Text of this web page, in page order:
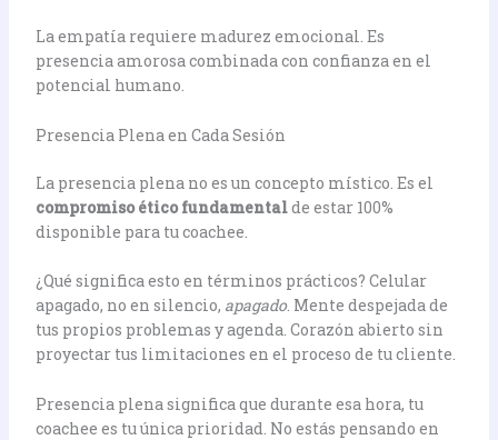
La empatía requiere madurez emocional. Es
presencia amorosa combinada con confianza en el
potencial humano.
Presencia Plena en Cada Sesión
La presencia plena no es un concepto místico. Es el
compromiso ético fundamentalde estar 100%
disponible para tu coachee.
¿Qué significa esto en términos prácticos? Celular
apagado, no en silencio, apagado. Mente despejada de
tus propios problemas y agenda. Corazón abierto sin
proyectar tus limitaciones en el proceso de tu cliente.
Presencia plena significa que durante esa hora, tu
coachee es tu única prioridad. No estás pensando en